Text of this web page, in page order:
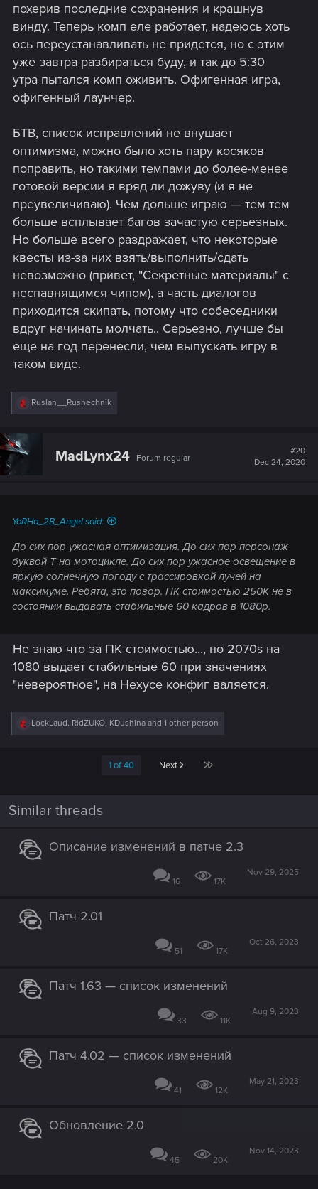
похерив последние сохранения и крашнув
винду. Теперь комп еле работает, надеюсь хоть
ось переустанавливать не придется, но с этим
уже завтра разбираться буду, и так до 5:30
утра пытался комп оживить. Офигенная игра,
офигенный лаунчер.
БТВ, список исправлений не внушает
оптимизма, можно было хоть пару косяков
поправить, но такими темпами до более-менее
готовой версии я вряд ли дожуву (и я не
преувеличиваю). Чем дольше играю — тем тем
больше всплывает багов зачастую серьезных.
Но больше всего раздражает, что некоторые
квесты из-за них взять/выполнить/сдать
невозможно (привет, "Секретные материалы" с
неспавнящимся чипом), а часть диалогов
приходится скипать, потому что собеседники
вдруг начинать молчать.. Серьезно, лучше бы
еще на год перенесли, чем выпускать игру в
таком виде.
R
Ruslan__Rushechnik
MadLynx24 Forum regular
#20
Dec 24, 2020
YoRHa_2B_Angel said:
До сих пор ужасная оптимизация. До сих пор персонаж
буквой Т на мотоцикле. До сих пор ужасное освещение в
яркую солнечную погоду с трассировкой лучей на
максимуме. Ребята, это позор. ПК стоимостью 250К не в
состоянии выдавать стабильные 60 кадров в 1080p.
Не знаю что за ПК стоимостью..., но 2070s на
1080 выдает стабильные 60 при значениях
"невероятное", на Нехусе конфиг валяется.
R
s
LockLaud, RidZUKO, KDushina and 1 other person
1 of 40 Next Last
Similar threads
Описание изменений в патче 2.3
16 17K
Nov 29, 2025
Патч 2.01
51 17K
Oct 26, 2023
Патч 1.63 — список изменений
33 11K
Aug 9, 2023
Патч 4.02 — список изменений
41 12K
May 21, 2023
Обновление 2.0
45 20K
Nov 14, 2023